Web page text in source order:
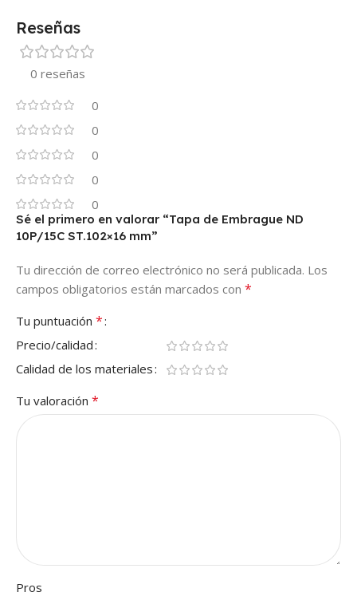
Reseñas
0 reseñas
0
0
0
0
0
Sé el primero en valorar “Tapa de Embrague ND
10P/15C ST.102×16 mm”
Tu dirección de correo electrónico no será publicada. Los
campos obligatorios están marcados con *
Tu puntuación *
Precio/calidad
Calidad de los materiales
Tu valoración *
Pros